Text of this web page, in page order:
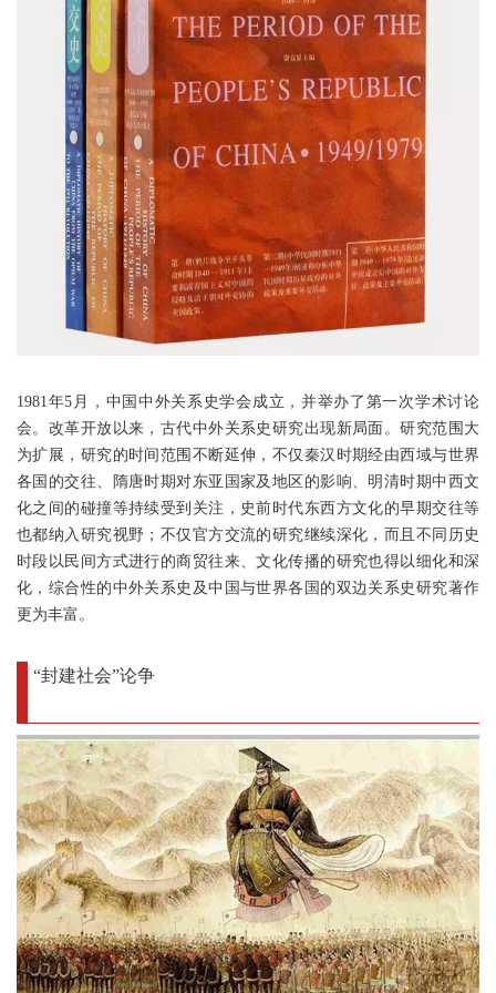
1981年5月，中国中外关系史学会成立，并举办了第一次学术讨论
会。改革开放以来，古代中外关系史研究出现新局面。研究范围大
为扩展，研究的时间范围不断延伸，不仅秦汉时期经由西域与世界
各国的交往、隋唐时期对东亚国家及地区的影响、明清时期中西文
化之间的碰撞等持续受到关注，史前时代东西方文化的早期交往等
也都纳入研究视野；不仅官方交流的研究继续深化，而且不同历史
时段以民间方式进行的商贸往来、文化传播的研究也得以细化和深
化，综合性的中外关系史及中国与世界各国的双边关系史研究著作
更为丰富。
“封建社会”论争